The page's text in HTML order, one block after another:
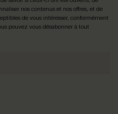
nos contenus et nos offres, et de
de vous intéresser, conformément
pouvez vous désabonner à tout